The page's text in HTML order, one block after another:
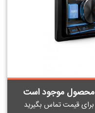
محصول موجود است
برای قيمت تماس بگيريد